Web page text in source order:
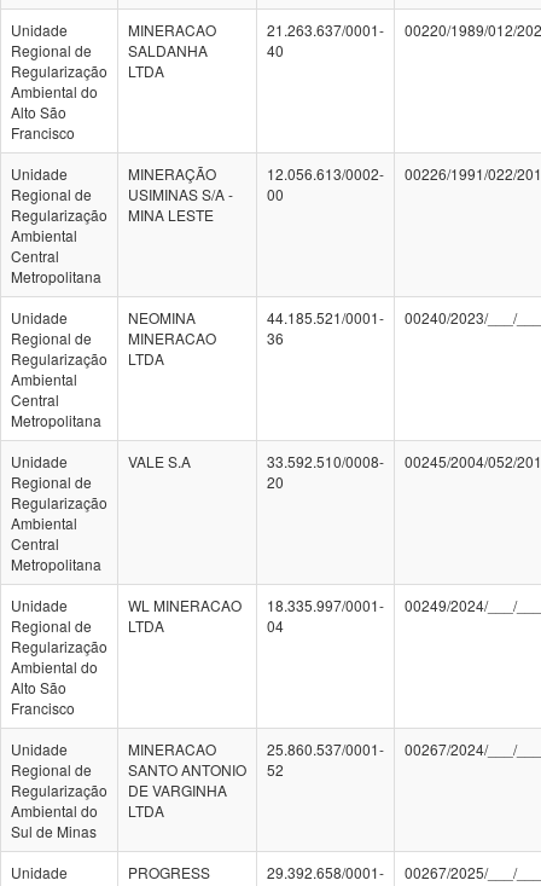
Unidade
Regional de
Regularização
Ambiental do
Alto São
Francisco
MINERACAO
SALDANHA
LTDA
21.263.637/0001-
40
00220/1989/012/
Unidade
Regional de
Regularização
Ambiental
Central
Metropolitana
MINERAÇÃO
USIMINAS S/A -
MINA LESTE
12.056.613/0002-
00
00226/1991/022/
Unidade
Regional de
Regularização
Ambiental
Central
Metropolitana
NEOMINA
MINERACAO
LTDA
44.185.521/0001-
36
00240/2023/___/
Unidade
Regional de
Regularização
Ambiental
Central
Metropolitana
VALE S.A
33.592.510/0008-
20
00245/2004/052/
Unidade
Regional de
Regularização
Ambiental do
Alto São
Francisco
WL MINERACAO
LTDA
18.335.997/0001-
04
00249/2024/___/
Unidade
Regional de
Regularização
Ambiental do
Sul de Minas
MINERACAO
SANTO ANTONIO
DE VARGINHA
LTDA
25.860.537/0001-
52
00267/2024/___/
Unidade
PROGRESS
29.392.658/0001-
00267/2025/___/